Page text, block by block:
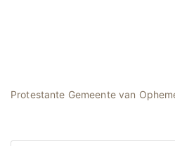
Protestante Gemeente van